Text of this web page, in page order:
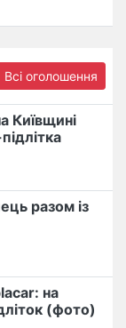
Всі оголошення
Київщині
разом із
на
(фото)